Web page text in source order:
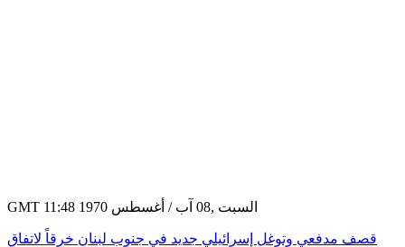
GMT 11:48 1970 السبت ,08 آب / أغسطس
قصف مدفعي وتوغل إسرائيلي جديد في جنوب لبنان خرقاً لاتفاق